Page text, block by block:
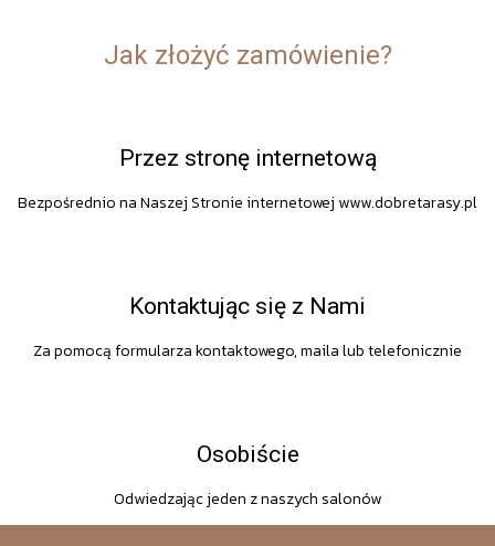
Jak złożyć zamówienie?
Przez stronę internetową
Bezpośrednio na Naszej Stronie internetowej www.dobretarasy.pl
Kontaktując się z Nami
Za pomocą formularza kontaktowego, maila lub telefonicznie
Osobiście
Odwiedzając jeden z naszych salonów